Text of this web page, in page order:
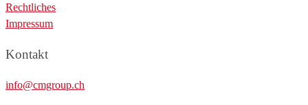
Rechtliches
Impressum
Kontakt
info@cmgroup.ch